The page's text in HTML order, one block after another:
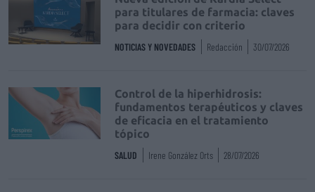
para titulares de farmacia: claves
para decidir con criterio
NOTICIAS Y NOVEDADES Redacción 30/07/2026
Control de la hiperhidrosis:
fundamentos terapéuticos y claves
de eficacia en el tratamiento
tópico
SALUD Irene González Orts 28/07/2026